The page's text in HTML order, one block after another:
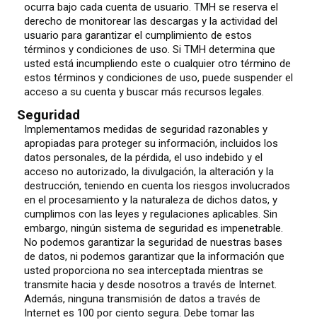
ocurra bajo cada cuenta de usuario. TMH se reserva el
derecho de monitorear las descargas y la actividad del
usuario para garantizar el cumplimiento de estos
términos y condiciones de uso. Si TMH determina que
usted está incumpliendo este o cualquier otro término de
estos términos y condiciones de uso, puede suspender el
acceso a su cuenta y buscar más recursos legales.
Seguridad
Implementamos medidas de seguridad razonables y
apropiadas para proteger su información, incluidos los
datos personales, de la pérdida, el uso indebido y el
acceso no autorizado, la divulgación, la alteración y la
destrucción, teniendo en cuenta los riesgos involucrados
en el procesamiento y la naturaleza de dichos datos, y
cumplimos con las leyes y regulaciones aplicables. Sin
embargo, ningún sistema de seguridad es impenetrable.
No podemos garantizar la seguridad de nuestras bases
de datos, ni podemos garantizar que la información que
usted proporciona no sea interceptada mientras se
transmite hacia y desde nosotros a través de Internet.
Además, ninguna transmisión de datos a través de
Internet es 100 por ciento segura. Debe tomar las